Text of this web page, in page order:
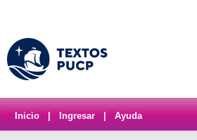
Inicio Ingresar Ayuda